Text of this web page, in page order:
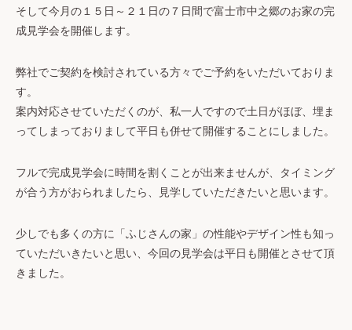
そして今月の１５日～２１日の７日間で富士市中之郷のお家の完
成見学会を開催します。
弊社でご契約を検討されている方々でご予約をいただいておりま
す。
案内対応させていただくのが、私一人ですので土日がほぼ、埋ま
ってしまっておりまして平日も併せて開催することにしました。
フルで完成見学会に時間を割くことが出来ませんが、タイミング
が合う方がおられましたら、見学していただきたいと思います。
少しでも多くの方に「ふじさんの家」の性能やデザイン性も知っ
ていただいきたいと思い、今回の見学会は平日も開催とさせて頂
きました。